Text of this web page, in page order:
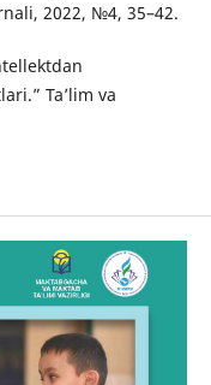
2022, №4, 35–42.
Ta’lim va